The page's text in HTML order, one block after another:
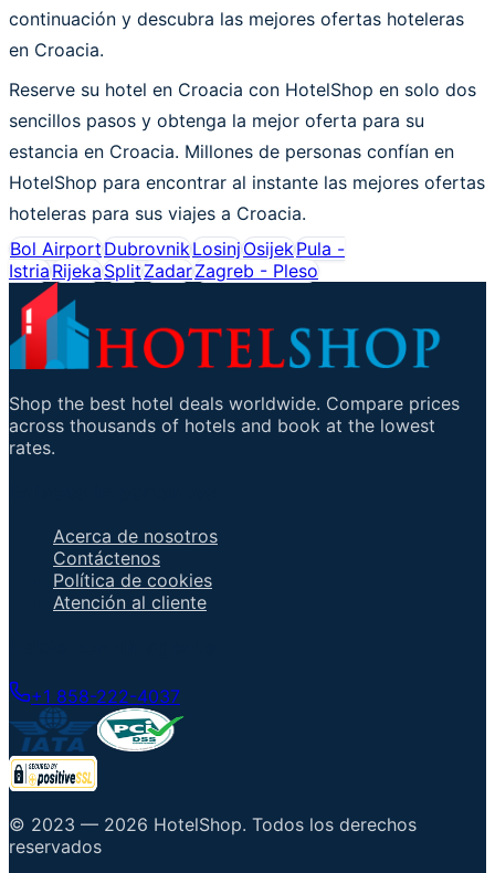
continuación y descubra las mejores ofertas hoteleras
en Croacia.
Reserve su hotel en Croacia con HotelShop en solo dos
sencillos pasos y obtenga la mejor oferta para su
estancia en Croacia. Millones de personas confían en
HotelShop para encontrar al instante las mejores ofertas
hoteleras para sus viajes a Croacia.
Bol AirportDubrovnikLosinjOsijekPula -
IstriaRijekaSplitZadarZagreb - Pleso
Shop the best hotel deals worldwide. Compare prices
across thousands of hotels and book at the lowest
rates.
Acerca de nosotros
Contáctenos
Política de cookies
Atención al cliente
+1 858-222-4037
© 2023 — 2026 HotelShop. Todos los derechos
reservados